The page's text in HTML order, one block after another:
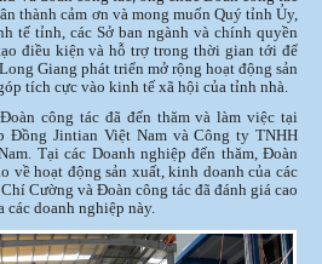
thành cảm ơn và mong muốn Quý tỉnh Ủy,
tế tỉnh, các Sở ban ngành và chính quyền
điều kiện và hỗ trợ trong thời gian tới để
Giang phát triển mở rộng hoạt động sản
tích cực vào kinh tế xã hội của tỉnh nhà.
công tác đã đến thăm và làm việc tại
Đồng Jintian Việt Nam và Công ty TNHH
Tại các Doanh nghiệp đến thăm, Đoàn
về hoạt động sản xuất, kinh doanh của các
Cường và Đoàn công tác đã đánh giá cao
các doanh nghiệp này.